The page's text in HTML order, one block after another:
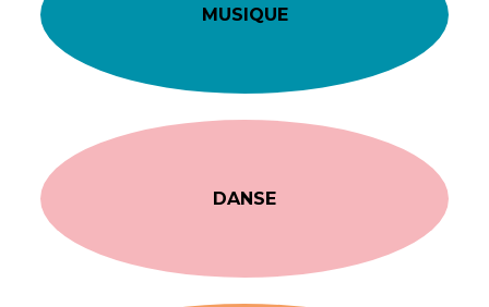
MUSIQUE
DANSE